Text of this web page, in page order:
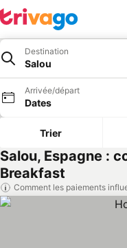
Destination
Salou
Arrivée/départ
Dates
Trier
Salou, Espagne :
Breakfast
Comment les paiements